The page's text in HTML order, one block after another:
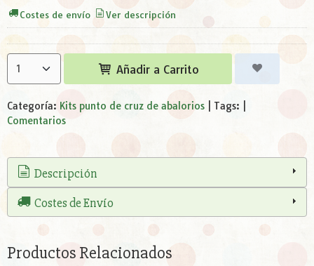
Costes de envío Ver descripción
Añadir a Carrito
Categoría: Kits punto de cruz de abalorios Tags:
Comentarios
Descripción
Costes de Envío
Productos Relacionados